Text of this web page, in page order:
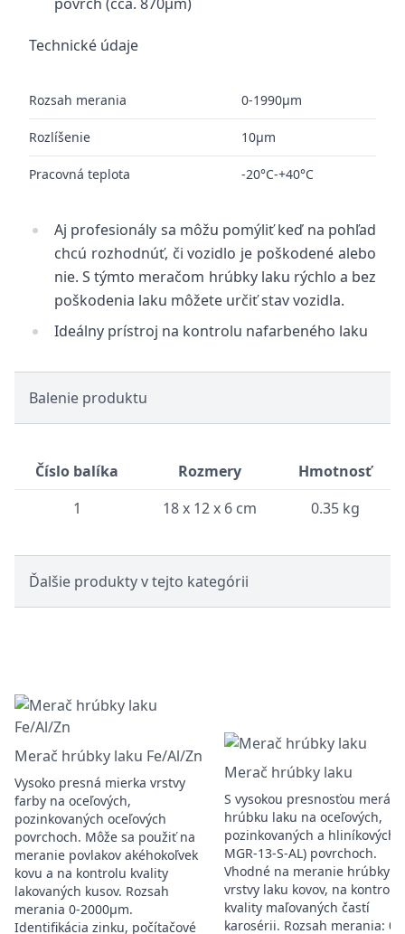
Technické údaje
Rozsah merania 0-1990μm
Rozlíšenie 10μm
Pracovná teplota -20°C-+40°C
Aj profesionály sa môžu pomýliť keď na pohľad
chcú rozhodnúť, či vozidlo je poškodené alebo
nie. S týmto meračom hrúbky laku rýchlo a bez
poškodenia laku môžete určiť stav vozidla.
Ideálny prístroj na kontrolu nafarbeného laku
Balenie produktu
Číslo balíka Rozmery
Hmotnosť
1
18 x 12 x 6 cm 0.35 kg
Ďalšie produkty v tejto kategórii
Merač hrúbky laku Fe/Al/Zn
Vysoko presná mierka vrstvy
farby na oceľových,
pozinkovaných oceľových
povrchoch. Môže sa použiť na
meranie povlakov akéhokoľvek
kovu a na kontrolu kvality
lakovaných kusov. Rozsah
merania 0-2000μm.
Identifikácia zinku, počítačové
Merač hrúbky laku
S vysokou presnosťou merá
hrúbku laku na oceľových,
pozinkovaných a
MGR-13-S-AL) povrchoch.
Vhodné na meranie hrúbky
vrstvy laku kovov, na kontrolu
kvality maľovaných častí
karosérii. Rozsah merania: 0-